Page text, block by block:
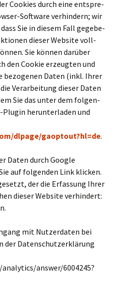
Cookies durch eine ent­spre­
Software ver­hin­dern; wir
Sie in diesem Fall gege­be­
dieser Website voll­
Sie können dar­über
den Cookie erzeug­ten und
bezo­ge­nen Daten (inkl. Ihrer
Verarbeitung dieser Daten
Sie das unter dem fol­gen­
Plugin her­un­ter­la­den und
dlpage/gaoptout?hl=de.
Daten durch Google
auf fol­gen­den Link klicken.
der die Erfassung Ihrer
dieser Website ver­hin­dert:
mit Nutzerdaten bei
der Datenschutzerklärung
answer/6004245?